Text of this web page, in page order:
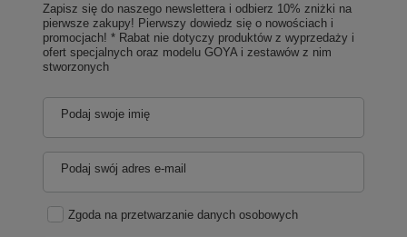
Zapisz się do naszego newslettera i odbierz 10% zniżki na
pierwsze zakupy! Pierwszy dowiedz się o nowościach i
promocjach! * Rabat nie dotyczy produktów z wyprzedaży i
ofert specjalnych oraz modelu GOYA i zestawów z nim
stworzonych
Podaj swoje imię
Podaj swój adres e-mail
Zgoda na przetwarzanie danych osobowych